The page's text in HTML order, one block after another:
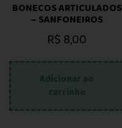
BONECOS ARTICULADOS
– SANFONEIROS
R$8,00
Adicionar ao
carrinho